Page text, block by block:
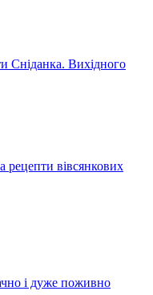
Сніданка. Вихідного
вівсянкових
і дуже поживно